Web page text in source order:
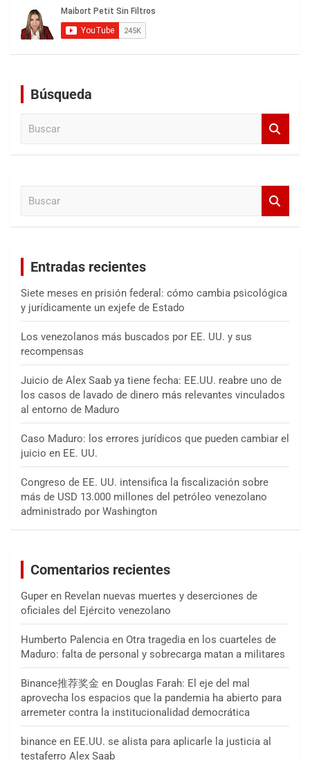
Búsqueda
Entradas recientes
Siete meses en prisión federal: cómo cambia psicológica
y jurídicamente un exjefe de Estado
Los venezolanos más buscados por EE. UU. y sus
recompensas
Juicio de Alex Saab ya tiene fecha: EE.UU. reabre uno de
los casos de lavado de dinero más relevantes vinculados
al entorno de Maduro
Caso Maduro: los errores jurídicos que pueden cambiar el
juicio en EE. UU.
Congreso de EE. UU. intensifica la fiscalización sobre
más de USD 13.000 millones del petróleo venezolano
administrado por Washington
Comentarios recientes
Guper en Revelan nuevas muertes y deserciones de
oficiales del Ejército venezolano
Humberto Palencia en Otra tragedia en los cuarteles de
Maduro: falta de personal y sobrecarga matan a militares
Binance推荐奖金 en Douglas Farah: El eje del mal
aprovecha los espacios que la pandemia ha abierto para
arremeter contra la institucionalidad democrática
binance en EE.UU. se alista para aplicarle la justicia al
testaferro Alex Saab